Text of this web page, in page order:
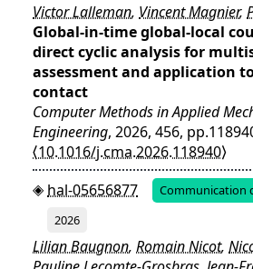
Victor Lalleman, Vincent Magnier,
Global-in-time global-local
direct cyclic analysis for
assessment and application
contact
Computer Methods in Applied
Engineering, 2026, 456,
⟨10.1016/j.cma.2026.118940⟩
hal-05656877
Communication
2026
Lilian Baugnon, Romain Nicot,